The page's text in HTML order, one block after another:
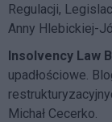
Regulacji,
Anny Hlebickiej-
Insolvency Law
upadłościowe.
Michał Cecerko.